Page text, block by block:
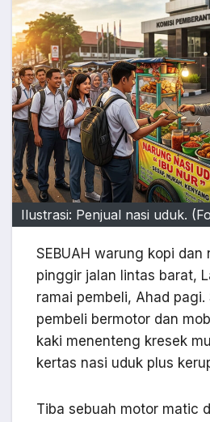
Ilustrasi: Penjual nasi uduk.
SEBUAH warung kopi dan
pinggir jalan lintas barat,
ramai pembeli, Ahad
pembeli bermotor dan
kaki menenteng kresek
kertas nasi uduk plus
Tiba sebuah motor matic